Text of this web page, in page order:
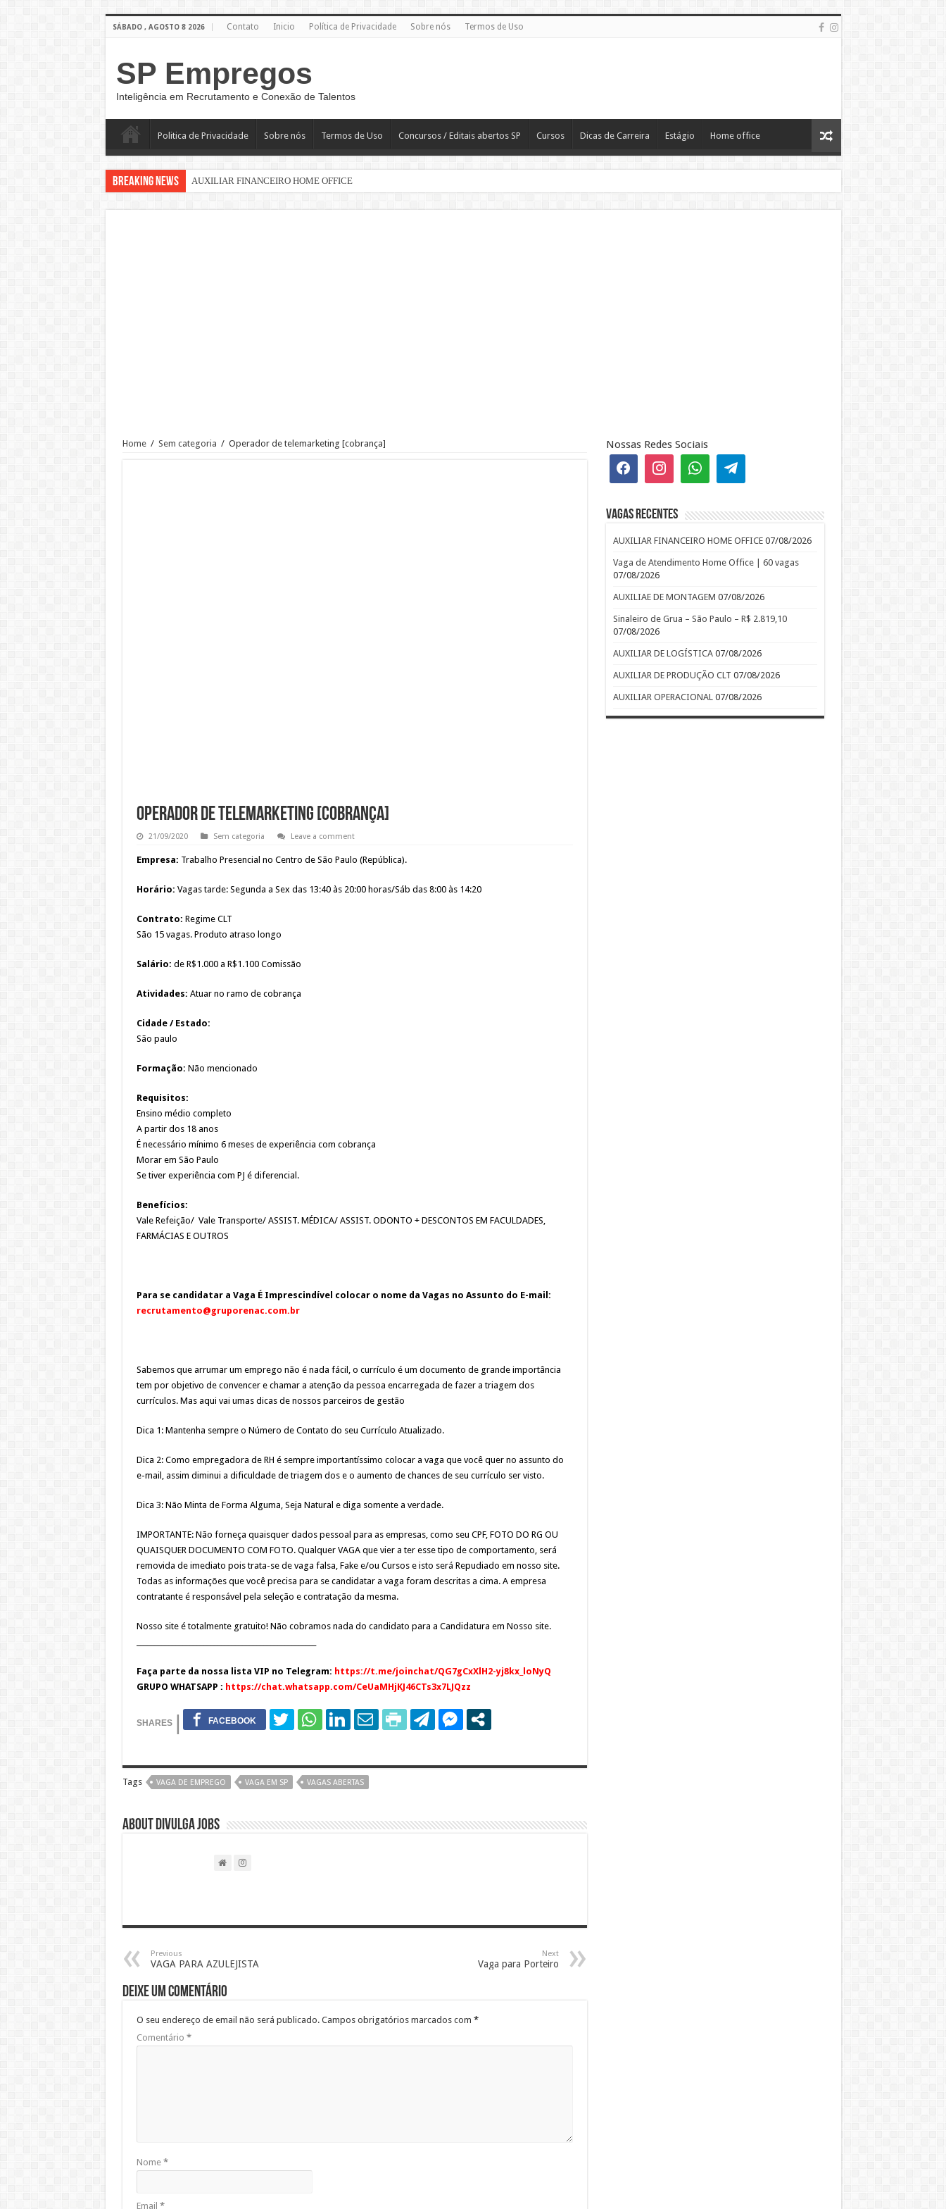
SÁBADO , AGOSTO 8 2026 Contato Inicio Política de Privacidade Sobre nós Termos de Uso
SP Empregos
Inteligência em Recrutamento e Conexão de Talentos
Politica de Privacidade Sobre nós Termos de Uso Concursos / Editais abertos SP Cursos Dicas de Carreira Estágio Home office
Breaking News AUXILIAR FINANCEIRO HOME OFFICE
OPERADOR DE LOJA – SAM’S CLUB
Home / Sem categoria / Operador de telemarketing [cobrança]
Operador de telemarketing [cobrança]
21/09/2020 Sem categoria Leave a comment
Empresa: Trabalho Presencial no Centro de São Paulo (República).
Horário: Vagas tarde: Segunda a Sex das 13:40 às 20:00 horas/Sáb das 8:00 às 14:20
Contrato: Regime CLT
São 15 vagas. Produto atraso longo
Salário: de R$1.000 a R$1.100 Comissão
Atividades: Atuar no ramo de cobrança
Cidade / Estado:
São paulo
Formação: Não mencionado
Requisitos:
Ensino médio completo
A partir dos 18 anos
É necessário mínimo 6 meses de experiência com cobrança
Morar em São Paulo
Se tiver experiência com PJ é diferencial.
Benefícios:
Vale Refeição/ Vale Transporte/ ASSIST. MÉDICA/ ASSIST. ODONTO + DESCONTOS EM FACULDADES,
FARMÁCIAS E OUTROS
Para se candidatar a Vaga É Imprescindível colocar o nome da Vagas no Assunto do E-mail:
recrutamento@gruporenac.com.br
Sabemos que arrumar um emprego não é nada fácil, o currículo é um documento de grande importância
tem por objetivo de convencer e chamar a atenção da pessoa encarregada de fazer a triagem dos
currículos. Mas aqui vai umas dicas de nossos parceiros de gestão
Dica 1: Mantenha sempre o Número de Contato do seu Currículo Atualizado.
Dica 2: Como empregadora de RH é sempre importantíssimo colocar a vaga que você quer no assunto do
e-mail, assim diminui a dificuldade de triagem dos e o aumento de chances de seu currículo ser visto.
Dica 3: Não Minta de Forma Alguma, Seja Natural e diga somente a verdade.
IMPORTANTE: Não forneça quaisquer dados pessoal para as empresas, como seu CPF, FOTO DO RG OU
QUAISQUER DOCUMENTO COM FOTO. Qualquer VAGA que vier a ter esse tipo de comportamento, será
removida de imediato pois trata-se de vaga falsa, Fake e/ou Cursos e isto será Repudiado em nosso site.
Todas as informações que você precisa para se candidatar a vaga foram descritas a cima. A empresa
contratante é responsável pela seleção e contratação da mesma.
Nosso site é totalmente gratuito! Não cobramos nada do candidato para a Candidatura em Nosso site.
Faça parte da nossa lista VIP no Telegram: https://t.me/joinchat/QG7gCxXlH2-yj8kx_loNyQ
GRUPO WHATSAPP : https://chat.whatsapp.com/CeUaMHjKJ46CTs3x7LJQzz
Tags VAGA DE EMPREGO VAGA EM SP VAGAS ABERTAS
About DIVULGA JOBS
Previous
VAGA PARA AZULEJISTA
Next
Vaga para Porteiro
Deixe um comentário
O seu endereço de email não será publicado. Campos obrigatórios marcados com *
Comentário *
Nome *
Email *
Nossas Redes Sociais
Vagas recentes
AUXILIAR FINANCEIRO HOME OFFICE 07/08/2026
Vaga de Atendimento Home Office | 60 vagas
07/08/2026
AUXILIAE DE MONTAGEM 07/08/2026
Sinaleiro de Grua – São Paulo – R$ 2.819,10
07/08/2026
AUXILIAR DE LOGÍSTICA 07/08/2026
AUXILIAR DE PRODUÇÃO CLT 07/08/2026
AUXILIAR OPERACIONAL 07/08/2026